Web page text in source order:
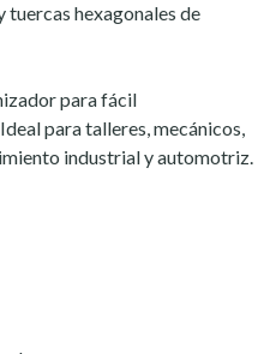
hexagonales de
para fácil
para talleres, mecánicos,
industrial y automotriz.